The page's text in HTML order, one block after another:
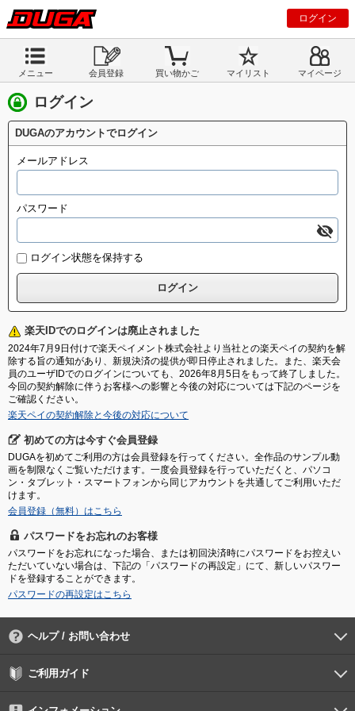
ログイン
メニュー 会員登録 買い物かご マイリスト マイページ
ログイン
DUGAのアカウントでログイン
メールアドレス
パスワード
ログイン状態を保持する
楽天IDでのログインは廃止されました
2024年7月9日付けで楽天ペイメント株式会社より当社との楽天ペイの契約を解
除する旨の通知があり、新規決済の提供が即日停止されました。また、楽天会
員のユーザIDでのログインについても、2026年8月5日をもって終了しました。
今回の契約解除に伴うお客様への影響と今後の対応については下記のページを
ご確認ください。
楽天ペイの契約解除と今後の対応について
初めての方は今すぐ会員登録
DUGAを初めてご利用の方は会員登録を行ってください。全作品のサンプル動
画を制限なくご覧いただけます。一度会員登録を行っていただくと、パソコ
ン・タブレット・スマートフォンから同じアカウントを共通してご利用いただ
けます。
会員登録（無料）はこちら
パスワードをお忘れのお客様
パスワードをお忘れになった場合、または初回決済時にパスワードをお控えい
ただいていない場合は、下記の「パスワードの再設定」にて、新しいパスワー
ドを登録することができます。
パスワードの再設定はこちら
ヘルプ / お問い合わせ
よくあるご質問
ご利用環境
お支払い方法
パスワードの再設定
サポートセンター
ご利用ガイド